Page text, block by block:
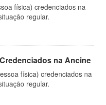
física) credenciados na
regular.
na Ancine
física) credenciados na
regular.